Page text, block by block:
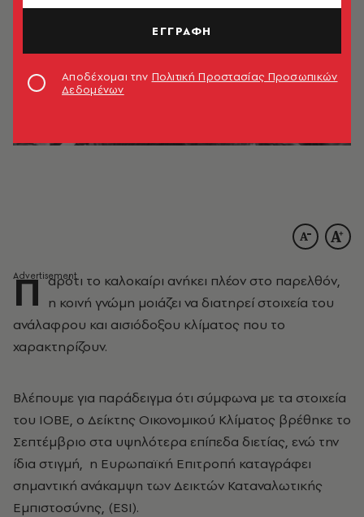
Π αρότι το καλοκαίρι ανήκει πλέον στο παρελθόν,
η κοινή γνώμη μοιάζει να διατηρεί στοιχεία του
ανάλαφρου και αισιόδοξου κλίματος που το
χαρακτηρίζουν.
Βλέπουμε για παράδειγμα ότι σύμφωνα με τα στοιχεία
του ΙΟΒΕ, ο Δείκτης Οικονομικού Κλίματος βρέθηκε το
Σεπτέμβριο στα υψηλότερα επίπεδα διετίας, ενώ την
ίδια στιγμή, η Ευρωπαϊκή Επιτροπή καταγράφει
σημαντική ανάκαμψη των Δεικτών Καταναλωτικής
Εμπιστοσύνης, (ESI).
ΕΓΓΡΑΦΗ
Αποδέχομαι την Πολιτική Προστασίας Προσωπικών
Δεδομένων